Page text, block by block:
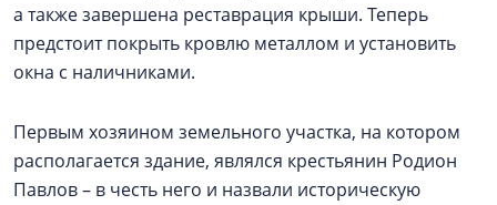
а также завершена реставрация крыши. Теперь
предстоит покрыть кровлю металлом и установить
окна с наличниками.
Первым хозяином земельного участка, на котором
располагается здание, являлся крестьянин Родион
Павлов – в честь него и назвали историческую